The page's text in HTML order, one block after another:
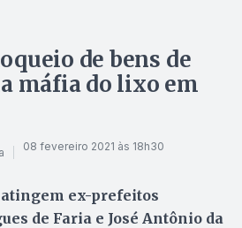
de bens de
máfia do lixo em
08 fevereiro 2021 às 18h30
ex-prefeitos
de Faria e José Antônio da